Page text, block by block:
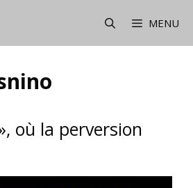
MENU
où la perversion